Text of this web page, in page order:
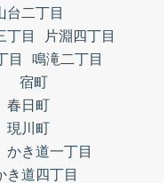
台二丁目
丁目
片淵四丁目
目
鳴滝二丁目
宿町
春日町
現川町
かき道一丁目
き道四丁目